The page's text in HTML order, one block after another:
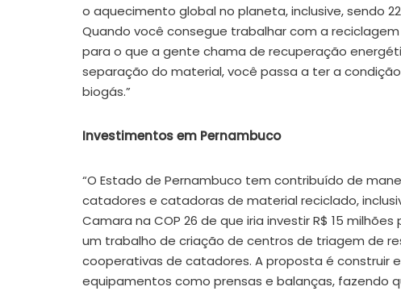
o aquecimento global no planeta, inclusive, sendo
Quando você consegue trabalhar com a
para o que a gente chama de recuperação
separação do material, você passa a ter a
biogás.”
Investimentos em Pernambuco
“O Estado de Pernambuco tem contribuído de
catadores e catadoras de material reciclado,
Camara na COP 26 de que iria investir R$ 15
um trabalho de criação de centros de triagem de
cooperativas de catadores. A proposta é construir
equipamentos como prensas e balanças, fazendo